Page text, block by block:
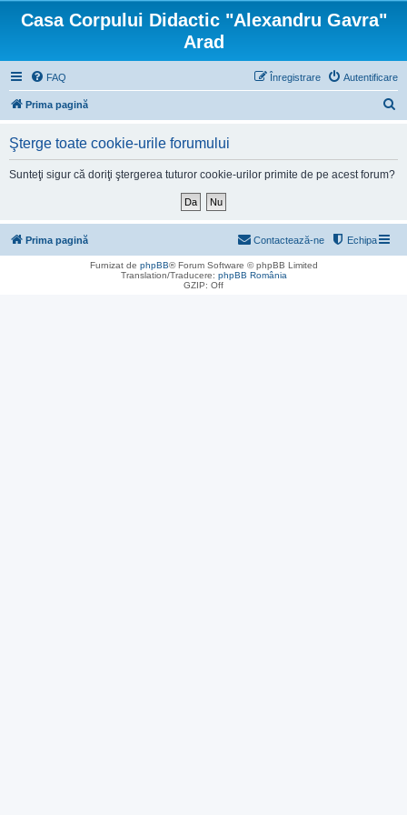
Casa Corpului Didactic "Alexandru Gavra"
Arad
FAQ Autentificare
Înregistrare
Prima pagină
Şterge toate cookie-urile forumului
Sunteţi sigur că doriţi ştergerea tuturor cookie-urilor primite de pe acest forum?
Prima pagină Echipa
Contactează-ne
Furnizat de phpBB® Forum Software © phpBB Limited
Translation/Traducere: phpBB România
GZIP: Off